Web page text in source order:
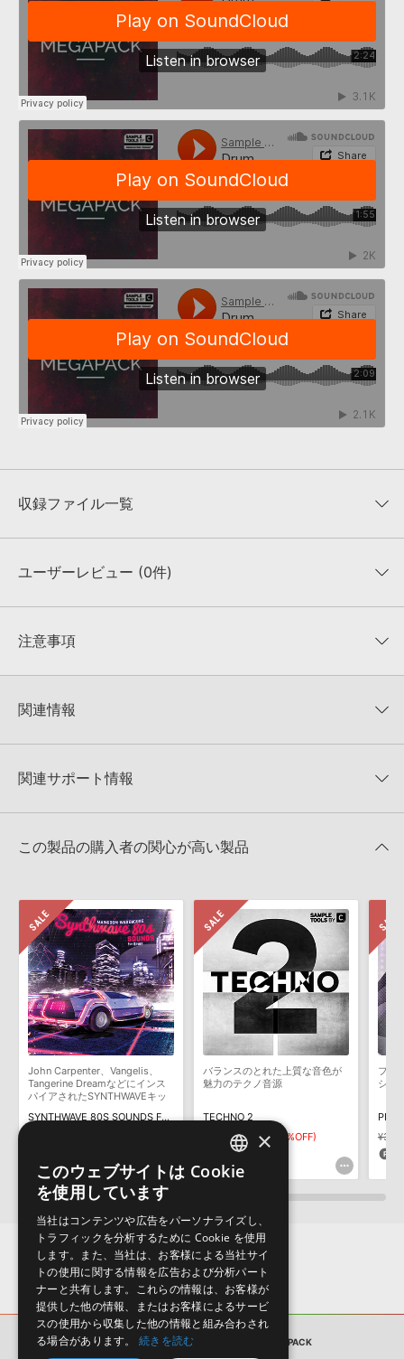
収録ファイル一覧
収録ファイル一覧
ユーザーレビュー (0件)
★★★★★
★5
★4
★1
0%
注意事項
KONTAKTフォーマットは、
でお使いいただけます。無償版のKONTAKT PLAYERではお使いい
4GBを超えるデータに関するご注意：
FAT32でフォーマットされた
きます際には、NTFSやHFS＋でフォーマットされたHDDをご用意
いただく必要がございます。
知らせするメールの2通が送信されます。メールに記載されており
ます説明に沿って、製品のダウンロード／導入を行って下さい。
サンプルパック製品には、原則として日本語版操作マニュアルをご
用意しておりません。ご購入後のご不明点や詳細に関するお問い合
わせなどはテクニカルサポート
までご連絡ください。
デモソングは、製品収録サウンドを使ってできることを紹介するた
めのデモンストレーション用の楽曲です。原則として、デモソング
そのものをお使いいただくことはできません。また、デモソングを
構成する全てのサウンドが、サンプルパックに含まれていることを
保証するものではありません。
しかねます。
関連情報
DRUM HITS MEGAPACKのサポート情報
関連サポート情報
2022.06.06
おります。ご覧頂くには、該当する製品をご購入頂く必要がございます。
DRUM HITS MEGAPACKのサポート情報
この製品の購入者の関心が高い製品
John Carpenter、Vangelis、
Tangerine Dreamなどにインス
パイアされたSYNTHWAVEキッ
SYNTHWAVE 80S SOUNDS FOR SPIRE
バランスのとれた上質な音色が
魅力のテクノ音源
TECHNO 2
¥3,399 ¥1,699(50%OFF)
50pt
フロ
シブ
サンプルパック DRUM HITS MEGAPACK
ENGLISH
×
このウェブサイトは Cookie
を使用しています
当社はコンテンツや広告をパーソナライズし、
トラフィックを分析するために Cookie を使用
します。また、当社は、お客様による当社サイ
トの使用に関する情報を広告および分析パート
ナーと共有します。これらの情報は、お客様が
提供した他の情報、またはお客様によるサービ
スの使用から収集した他の情報と組み合わされ
る場合があります。
続きを読む